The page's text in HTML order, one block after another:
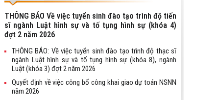
THÔNG BÁO Về việc tuyển sinh đào tạo trình độ tiến
sĩ ngành Luật hình sự và tố tụng hình sự (khóa 4)
đợt 2 năm 2026
THÔNG BÁO: Về việc tuyển sinh đào tạo trình độ thạc sĩ
ngành Luật hình sự và tố tụng hình sự (khóa 8), ngành
Luật (khóa 3) đợt 2 năm 2026
Quyết định về việc công bố công khai giao dự toán NSNN
năm 2026